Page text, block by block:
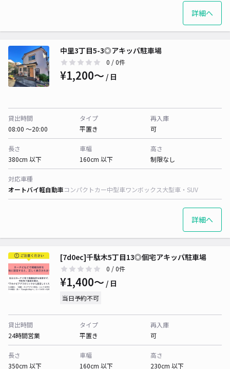
詳細へ
中里3丁目5-3◎アキッパ駐車場
0 / 0件
¥1,200〜 / 日
貸出時間
08:00 〜20:00
タイプ
平置き
再入庫
可
長さ
380cm 以下
車幅
160cm 以下
高さ
制限なし
対応車種
オートバイ軽自動車コンパクトカー中型車ワンボックス大型車・SUV
詳細へ
[7d0ec]千駄木5丁目13◎個宅アキッパ駐車場
0 / 0件
¥1,400〜 / 日
当日予約不可
貸出時間
24時間営業
タイプ
平置き
再入庫
可
長さ
350cm 以下
車幅
160cm 以下
高さ
230cm 以下